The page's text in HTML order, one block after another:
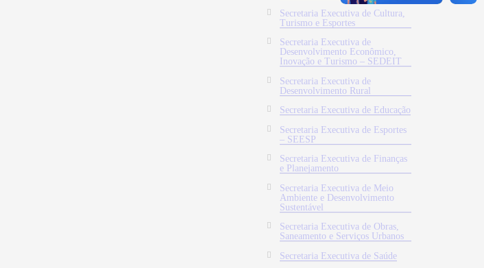
Secretaria Executiva de Cultura,
Turismo e Esportes
Secretaria Executiva de
Desenvolvimento Econômico,
Inovação e Turismo – SEDEIT
Secretaria Executiva de
Desenvolvimento Rural
Secretaria Executiva de Educação
Secretaria Executiva de Esportes
– SEESP
Secretaria Executiva de Finanças
e Planejamento
Secretaria Executiva de Meio
Ambiente e Desenvolvimento
Sustentável
Secretaria Executiva de Obras,
Saneamento e Serviços Urbanos
Secretaria Executiva de Saúde